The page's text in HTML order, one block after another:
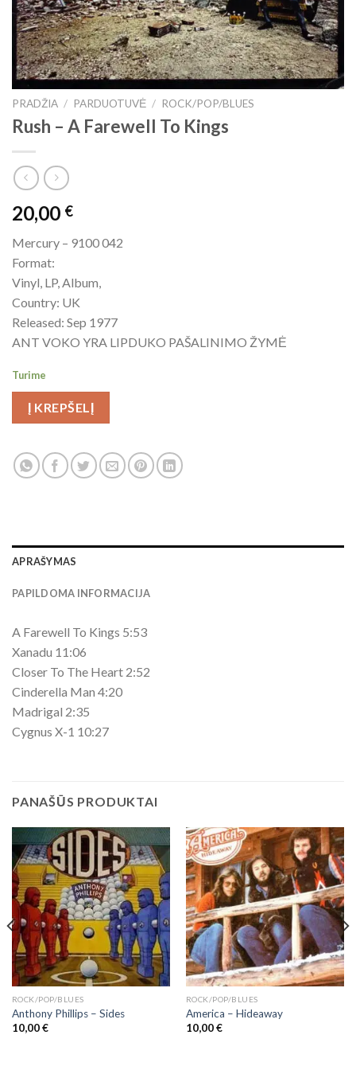
PRADŽIA / PARDUOTUVĖ / ROCK/POP/BLUES
Rush – A Farewell To Kings
20,00 €
Mercury – 9100 042
Format:
Vinyl, LP, Album,
Country: UK
Released: Sep 1977
ANT VOKO YRA LIPDUKO PAŠALINIMO ŽYMĖ
Turime
Į KREPŠELĮ
APRAŠYMAS
PAPILDOMA INFORMACIJA
A Farewell To Kings 5:53
Xanadu 11:06
Closer To The Heart 2:52
Cinderella Man 4:20
Madrigal 2:35
Cygnus X-1 10:27
PANAŠŪS PRODUKTAI
ROCK/POP/BLUES
Anthony Phillips – Sides
10,00€
ROCK/POP/BLUES
America – Hideaway
10,00€